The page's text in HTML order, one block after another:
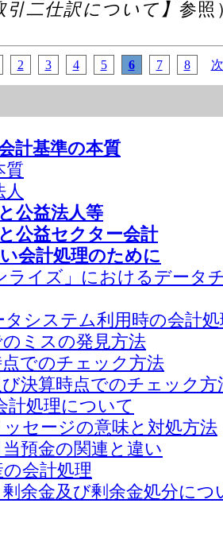
引二仕訳について】 参照
2 3 4 5 6 7 8
計基準の本質
質
人
公益法人等
公益セクター会計
会計処理のために
ライズ」におけるデータ
タシステム利用時の会計
ミスの発見方法
でのチェック方法
決算時点でのチェック方
計処理について
セージの意味と対処方法
預金の関連と違い
会計処理
余金及び剰余金処分につ